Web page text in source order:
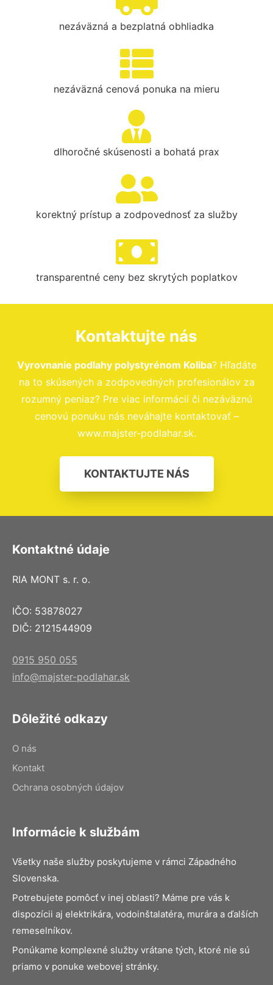
nezáväzná a bezplatná obhliadka
nezáväzná cenová ponuka na mieru
dlhoročné skúsenosti a bohatá prax
korektný prístup a zodpovednosť za služby
transparentné ceny bez skrytých poplatkov
Kontaktujte nás
Vyrovnanie podlahy polystyrénom Koliba? Hľadáte
na to skúsených a zodpovedných profesionálov za
rozumný peniaz? Pre viac informácií či nezáväznú
cenovú ponuku nás neváhajte kontaktovať –
www.majster-podlahar.sk.
KONTAKTUJTE NÁS
Kontaktné údaje
RIA MONT s. r. o.
IČO: 53878027
DIČ: 2121544909
0915 950 055
info@majster-podlahar.sk
Dôležité odkazy
O nás
Kontakt
Ochrana osobných údajov
Informácie k službám
Všetky naše služby poskytujeme v rámci Západného
Slovenska.
Potrebujete pomôcť v inej oblasti? Máme pre vás k
dispozícii aj elektrikára, vodoinštalatéra, murára a ďalších
remeselníkov.
Ponúkame komplexné služby vrátane tých, ktoré nie sú
priamo v ponuke webovej stránky.